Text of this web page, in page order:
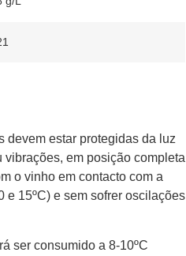
devem estar protegidas da luz
em posição completa
o vinho em contacto com a
e 15ºC) e sem sofrer oscilações
ser consumido a 8-10ºC